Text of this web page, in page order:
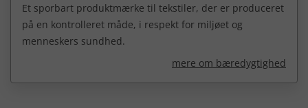
Et sporbart produktmærke til tekstiler, der er produceret
på en kontrolleret måde, i respekt for miljøet og
menneskers sundhed.
mere om bæredygtighed